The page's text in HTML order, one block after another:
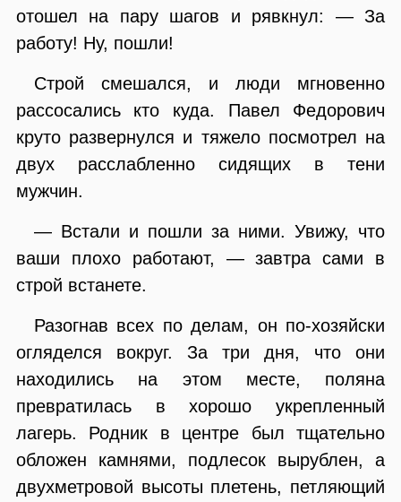
отошел на пару шагов и рявкнул: — За
работу! Ну, пошли!
Строй смешался, и люди мгновенно
рассосались кто куда. Павел Федорович
круто развернулся и тяжело посмотрел на
двух расслабленно сидящих в тени
мужчин.
— Встали и пошли за ними. Увижу, что
ваши плохо работают, — завтра сами в
строй встанете.
Разогнав всех по делам, он по-хозяйски
огляделся вокруг. За три дня, что они
находились на этом месте, поляна
превратилась в хорошо укрепленный
лагерь. Родник в центре был тщательно
обложен камнями, подлесок вырублен, а
двухметровой высоты плетень, петляющий